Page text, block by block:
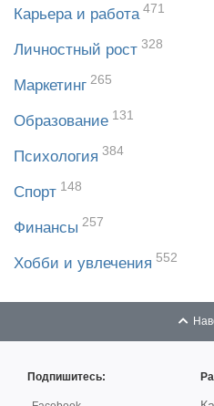
Карьера и работа 471
Личностный рост 328
Маркетинг 265
Образование 131
Психология 384
Спорт 148
Финансы 257
Хобби и увлечения 552
Подпишитесь: